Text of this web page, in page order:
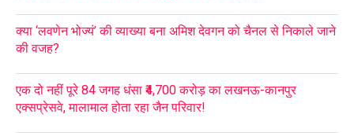
क्या ‘लवणेन भोज्यं’ की व्याख्या बना अमिश देवगन को चैनल से निकाले जाने
की वजह?
एक दो नहीं पूरे 84 जगह धंसा ₹4,700 करोड़ का लखनऊ-कानपुर
एक्सप्रेसवे, मालामाल होता रहा जैन परिवार!